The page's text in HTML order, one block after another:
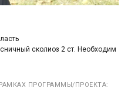
сколиоз 2 ст. Необходим
ПРОГРАММЫ/ПРОЕКТА: